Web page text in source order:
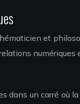
et
dans un carré